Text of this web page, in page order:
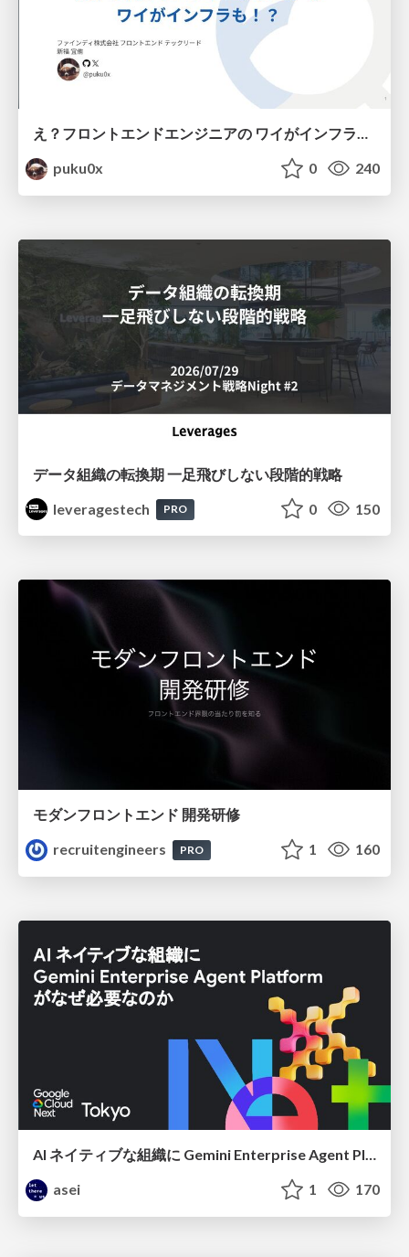
え？フロントエンドエンジニアの ワイがインフラも！？
puku0x
0 240
データ組織の転換期 一足飛びしない段階的戦略
leveragestech
PRO 0 150
モダンフロントエンド 開発研修
recruitengineers
PRO 1 160
AI ネイティブな組織に Gemini Enterprise Agent Platform がなぜ必要なのか
asei
1 170